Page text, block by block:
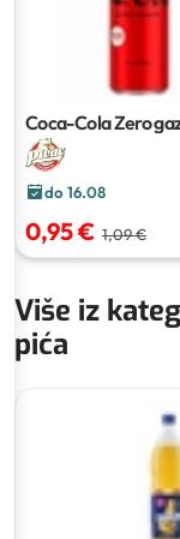
Coca-Cola Zero
piće0.33 l
do 16.08
0,95 € 1,09 €
Više iz
pića